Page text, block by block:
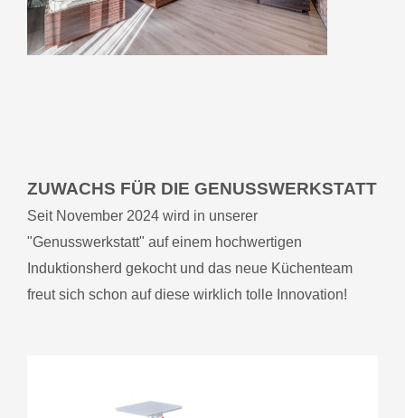
ZUWACHS FÜR DIE GENUSSWERKSTATT
Seit November 2024 wird in unserer
"Genusswerkstatt" auf einem hochwertigen
Induktionsherd gekocht und das neue Küchenteam
freut sich schon auf diese wirklich tolle Innovation!